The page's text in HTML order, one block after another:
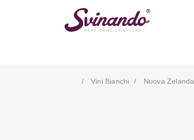
Vini Bianchi Nuova Zelanda